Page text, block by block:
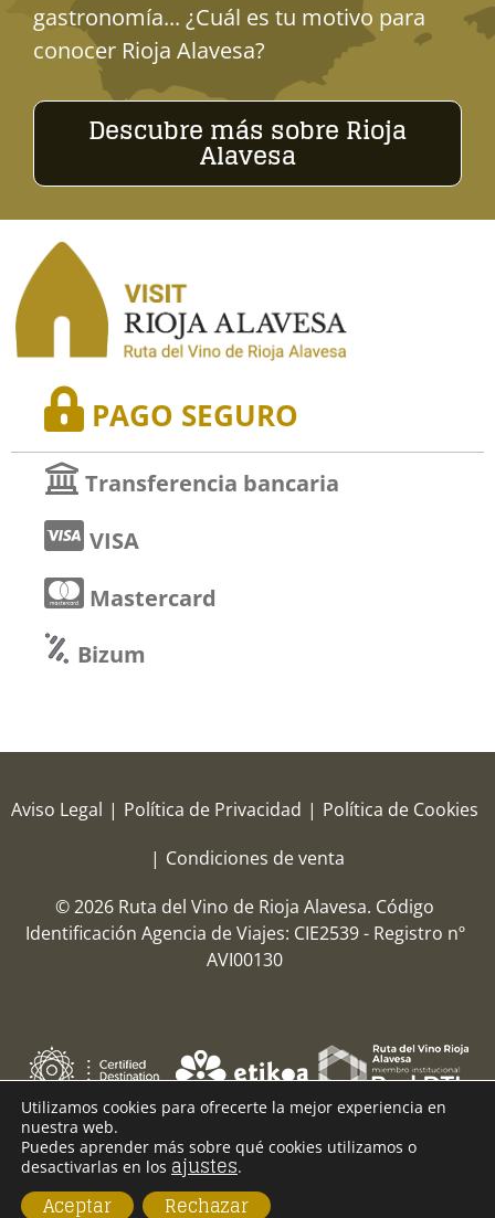
gastronomía... ¿Cuál es tu motivo para
conocer Rioja Alavesa?
Descubre más sobre Rioja
Alavesa
PAGO SEGURO
Transferencia bancaria
VISA
Mastercard
Bizum
Aviso Legal | Política de Privacidad | Política de Cookies
| Condiciones de venta
© 2026 Ruta del Vino de Rioja Alavesa. Código
Identificación Agencia de Viajes: CIE2539 - Registro nº
AVI00130
Utilizamos cookies para ofrecerte la mejor experiencia en
nuestra web.
Puedes aprender más sobre qué cookies utilizamos o
desactivarlas en los ajustes.
Aceptar Rechazar